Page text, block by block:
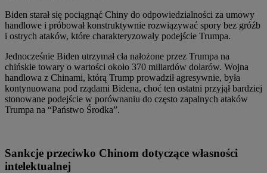
Biden starał się pociągnąć Chiny do odpowiedzialności za umowy
handlowe i próbował konstruktywnie rozwiązywać spory bez gróźb
i ostrych ataków, które charakteryzowały podejście Trumpa.
Jednocześnie Biden utrzymał cła nałożone przez Trumpa na
chińskie towary o wartości około 370 miliardów dolarów. Wojna
handlowa z Chinami, którą Trump prowadził agresywnie, była
kontynuowana pod rządami Bidena, choć ten ostatni przyjął bardziej
stonowane podejście w porównaniu do często zapalnych ataków
Trumpa na “Państwo Środka”.
Sankcje przeciwko Chinom dotyczące własności
intelektualnej